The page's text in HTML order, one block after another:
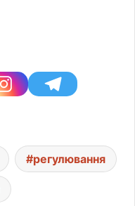
регулювання